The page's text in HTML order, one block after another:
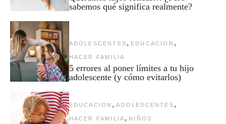
sabemos qué significa realmente?
ADOLESCENTES , EDUCACION ,
HACER FAMILIA
5 errores al poner límites a tu hijo
adolescente (y cómo evitarlos)
EDUCACION , ADOLESCENTES ,
HACER FAMILIA , NIÑOS